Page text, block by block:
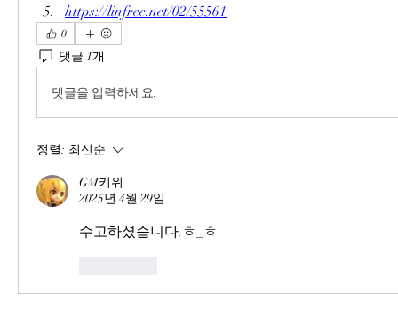
https://linfree.net/02/55561
0
댓글 1개
댓글을 입력하세요.
정렬: 최신순
GM키위
2025년 4월 29일
수고하셨습니다.ㅎ_ㅎ